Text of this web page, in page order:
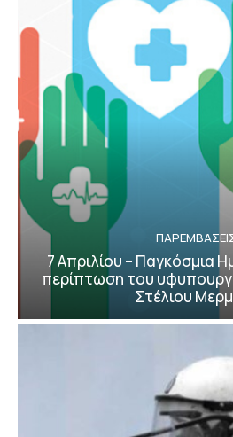
7 Απριλίου – Παγκόσμια
περίπτωση του
Στέλιου